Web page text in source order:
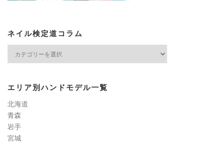
ネイル検定道コラム
定
コ
ラ
ム
エリア別ハンドモデル一覧
北海道
青森
岩手
宮城